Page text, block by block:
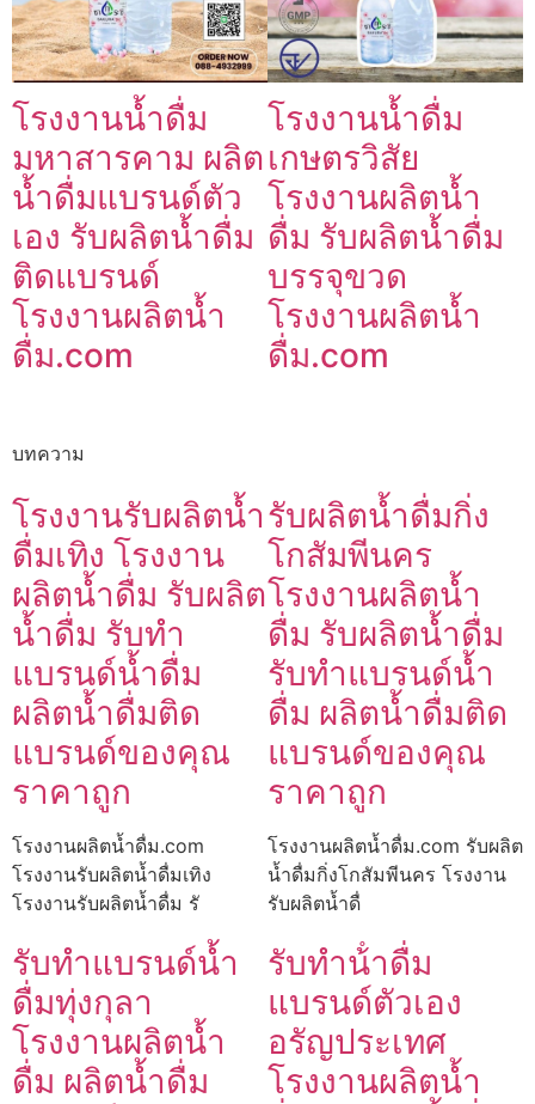
โรงงานน้ำดื่ม
มหาสารคาม ผลิต
น้ำดื่มแบรนด์ตัว
เอง รับผลิตน้ำดื่ม
ติดแบรนด์
โรงงานผลิตน้ำ
ดื่ม.com
โรงงานน้ำดื่ม
เกษตรวิสัย
โรงงานผลิตน้ำ
ดื่ม รับผลิตน้ำดื่ม
บรรจุขวด
โรงงานผลิตน้ำ
ดื่ม.com
บทความ
โรงงานรับผลิตน้ำ
ดื่มเทิง โรงงาน
ผลิตน้ำดื่ม รับผลิต
น้ำดื่ม รับทำ
แบรนด์น้ำดื่ม
ผลิตน้ำดื่มติด
แบรนด์ของคุณ
ราคาถูก
โรงงานผลิตน้ำดื่ม.com
โรงงานรับผลิตน้ำดื่มเทิง
โรงงานรับผลิตน้ำดื่ม รั
รับผลิตน้ำดื่มกิ่ง
โกสัมพีนคร
โรงงานผลิตน้ำ
ดื่ม รับผลิตน้ำดื่ม
รับทำแบรนด์น้ำ
ดื่ม ผลิตน้ำดื่มติด
แบรนด์ของคุณ
ราคาถูก
โรงงานผลิตน้ำดื่ม.com รับผลิต
น้ำดื่มกิ่งโกสัมพีนคร โรงงาน
รับผลิตน้ำดื่
รับทำแบรนด์น้ำ
ดื่มทุ่งกุลา
โรงงานผลิตน้ำ
ดื่ม ผลิตน้ำดื่ม
รับทําน้ําดื่ม
แบรนด์ตัวเอง
อรัญประเทศ
โรงงานผลิตน้ำ